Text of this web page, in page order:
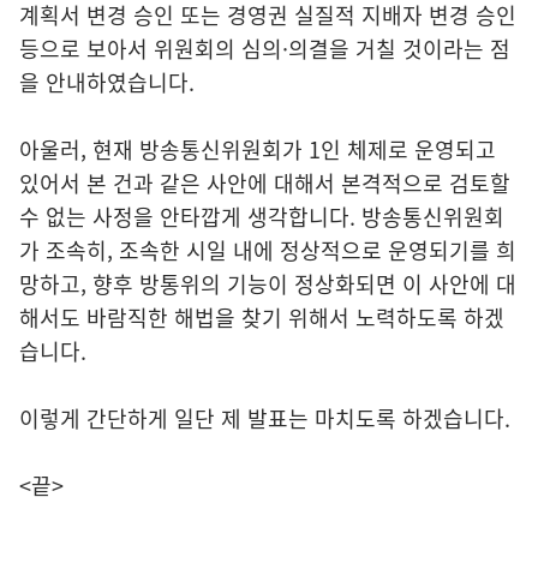
계획서 변경 승인 또는 경영권 실질적 지배자 변경 승인
등으로 보아서 위원회의 심의·의결을 거칠 것이라는 점
을 안내하였습니다.
아울러, 현재 방송통신위원회가 1인 체제로 운영되고
있어서 본 건과 같은 사안에 대해서 본격적으로 검토할
수 없는 사정을 안타깝게 생각합니다. 방송통신위원회
가 조속히, 조속한 시일 내에 정상적으로 운영되기를 희
망하고, 향후 방통위의 기능이 정상화되면 이 사안에 대
해서도 바람직한 해법을 찾기 위해서 노력하도록 하겠
습니다.
이렇게 간단하게 일단 제 발표는 마치도록 하겠습니다.
<끝>